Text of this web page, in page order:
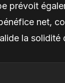
prévoit
net,
la solidité